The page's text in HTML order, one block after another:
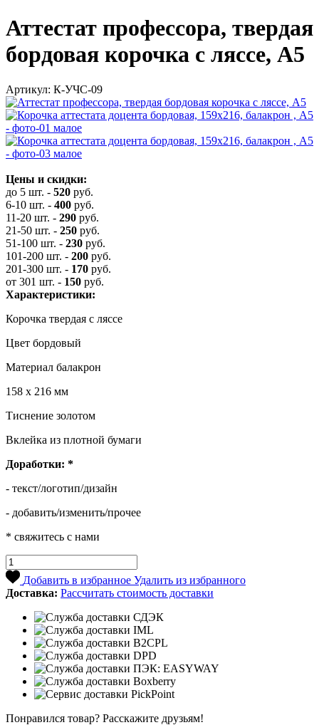
Аттестат профессора, твердая
бордовая корочка с ляссе, А5
Артикул: К-УЧС-09
Цены и скидки:
до 5 шт. - 520 руб.
6-10 шт. - 400 руб.
11-20 шт. - 290 руб.
21-50 шт. - 250 руб.
51-100 шт. - 230 руб.
101-200 шт. - 200 руб.
201-300 шт. - 170 руб.
от 301 шт. - 150 руб.
Характеристики:
Корочка твердая с ляссе
Цвет бордовый
Материал балакрон
158 х 216 мм
Тиснение золотом
Вклейка из плотной бумаги
Доработки: *
- текст/логотип/дизайн
- добавить/изменить/прочее
* свяжитесь с нами
Добавить в избранное Удалить из избранного
Доставка: Рассчитать стоимость доставки
Понравился товар? Расскажите друзьям!